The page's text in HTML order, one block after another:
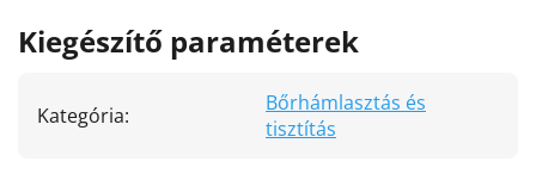
Kiegészítő paraméterek
Kategória:
Bőrhámlasztás és
tisztítás